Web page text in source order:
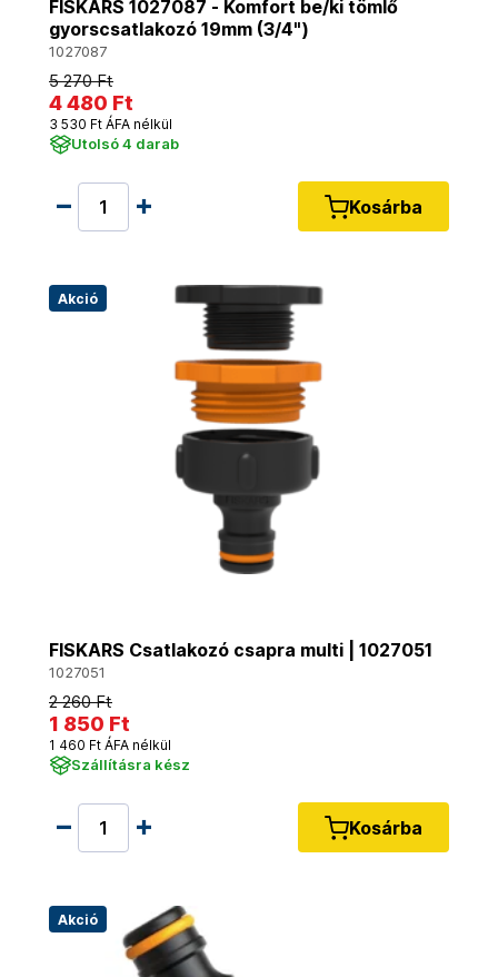
FISKARS 1027087 - Komfort be/ki tömlő
gyorscsatlakozó 19mm (3/4")
1027087
5 270 Ft
4 480 Ft
3 530 Ft ÁFA nélkül
Utolsó 4 darab
Kosárba
Akció
FISKARS Csatlakozó csapra multi | 1027051
1027051
2 260 Ft
1 850 Ft
1 460 Ft ÁFA nélkül
Szállításra kész
Kosárba
Akció